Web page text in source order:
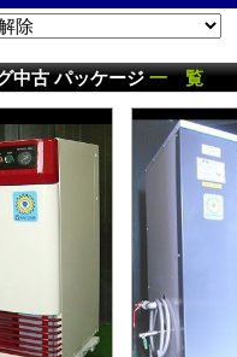
中古 パッケージ一 覧